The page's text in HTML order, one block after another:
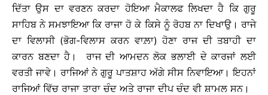
ਦਿੱਤਾ ਉਸ ਦਾ ਵਰਣਨ ਕਰਦਾ ਹੋਇਆ ਮੈਕਾਲਫ ਲਿਖਦਾ ਹੈ ਕਿ ਗੁਰੂ
ਸਾਹਿਬ ਨੇ ਸਮਝਾਇਆ ਕਿ ਰਾਜਾ ਹੋ ਕੇ ਕਿਸੇ ਨੂੰ ਰੋਹਬ ਨਾ ਦਿਖਾਉ। ਰਾਜੇ
ਦਾ ਵਿਲਾਸੀ (ਭੋਗ-ਵਿਲਾਸ ਕਰਨ ਵਾਲ਼ਾ) ਹੋਣਾ ਰਾਜ ਦੀ ਤਬਾਹੀ ਦਾ
ਕਾਰਨ ਬਣਦਾ ਹੈ। ਰਾਜ ਦੀ ਆਮਦਨ ਲੋਕ ਭਲਾਈ ਦੇ ਕਾਰਜਾਂ ਲਈ
ਵਰਤੀ ਜਾਵੇ। ਰਾਜਿਆਂ ਨੇ ਗੁਰੂ ਪਾਤਸ਼ਾਹ ਅੱਗੇ ਸੀਸ ਨਿਵਾਇਆ। ਇਹਨਾਂ
ਰਾਜਿਆਂ ਵਿੱਚ ਰਾਜਾ ਤਾਰਾ ਚੰਦ ਅਤੇ ਰਾਜਾ ਦੀਪ ਚੰਦ ਵੀ ਸ਼ਾਮਲ ਸਨ।